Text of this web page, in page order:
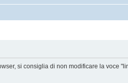
si consiglia di non modificare la voce